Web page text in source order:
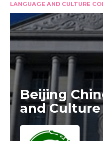
содержанию
LANGUAGE AND CULTURE
Beijing
and